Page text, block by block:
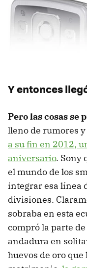
Y entonces
Pero las cosas se
lleno de rumores
a su fin en 2012,
aniversario. Sony
el mundo de los
integrar esa línea
divisiones.
sobraba en esta
compró la parte
andadura en
huevos de oro